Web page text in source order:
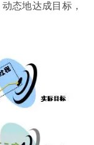
态地达成目标，